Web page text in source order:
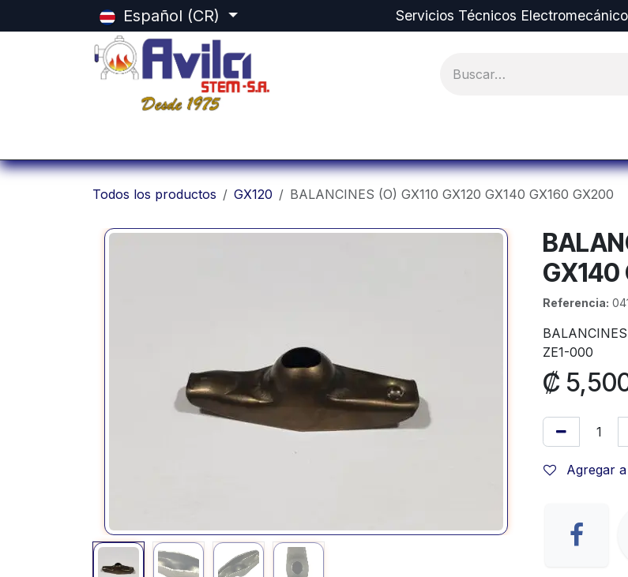
Español (CR) Servicios Técnicos
Todos los productos GX120 BALANCINES (O) GX110 GX120 GX140 GX160 GX200
Referencia:
ZE1-000
₡
Agregar